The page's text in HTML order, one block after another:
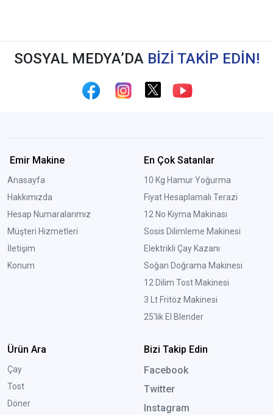
SOSYAL MEDYA’DA BİZİ TAKİP EDİN!
Emir Makine
Anasayfa
Hakkımızda
Hesap Numaralarımız
Müşteri Hizmetleri
İletişim
Konum
En Çok Satanlar
10 Kg Hamur Yoğurma
Fiyat Hesaplamalı Terazi
12 No Kıyma Makinası
Sosis Dilimleme Makinesi
Elektrikli Çay Kazanı
Soğan Doğrama Makinesi
12 Dilim Tost Makinesi
3 Lt Fritöz Makinesi
25'lik El Blender
Ürün Ara
Çay
Tost
Döner
Bizi Takip Edin
Facebook
Twitter
Instagram